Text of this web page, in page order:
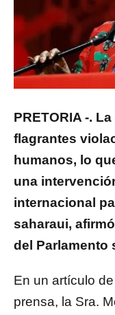
PRETORIA -.
flagrantes
humanos, lo
una
internacional
saharaui,
del Parlamento
En un artículo
prensa, la Sra.